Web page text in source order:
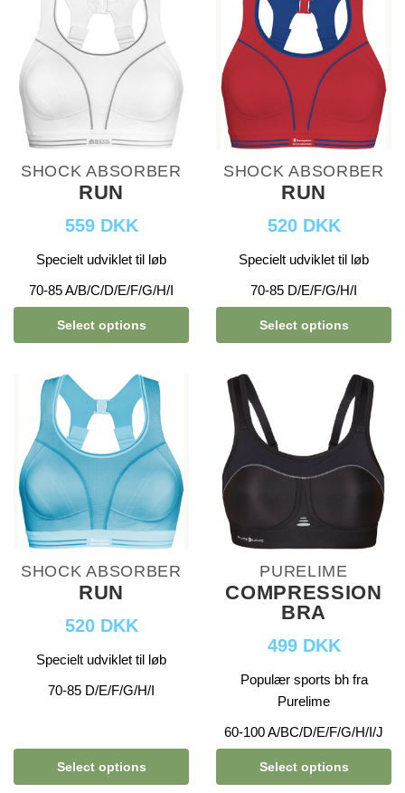
SHOCK ABSORBER
RUN
559 DKK
Specielt udviklet til løb
70-85 A/B/C/D/E/F/G/H/I
Select options
SHOCK ABSORBER
RUN
520 DKK
Specielt udviklet til løb
70-85 D/E/F/G/H/I
Select options
SHOCK ABSORBER
RUN
520 DKK
Specielt udviklet til løb
70-85 D/E/F/G/H/I
Select options
PURELIME
COMPRESSION
BRA
499 DKK
Populær sports bh fra
Purelime
60-100 A/BC/D/E/F/G/H/I/J
Select options